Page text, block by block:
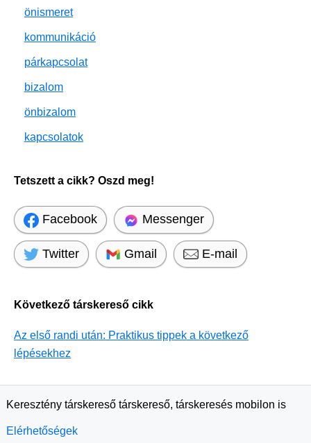
önismeret
kommunikáció
párkapcsolat
bizalom
önbizalom
kapcsolatok
Tetszett a cikk? Oszd meg!
Facebook Messenger
Twitter Gmail E-mail
Következő társkereső cikk
Az első randi után: Praktikus tippek a következő
lépésekhez
Keresztény társkereső társkereső, társkeresés mobilon is
Elérhetőségek